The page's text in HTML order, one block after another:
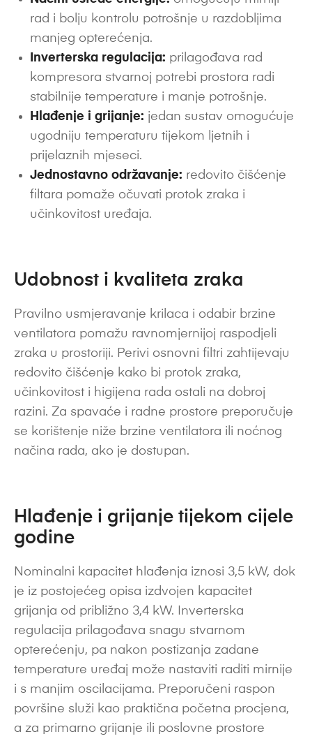
rad i bolju kontrolu potrošnje u razdobljima
manjeg opterećenja.
Inverterska regulacija: prilagođava rad
kompresora stvarnoj potrebi prostora radi
stabilnije temperature i manje potrošnje.
Hlađenje i grijanje: jedan sustav omogućuje
ugodniju temperaturu tijekom ljetnih i
prijelaznih mjeseci.
Jednostavno održavanje: redovito čišćenje
filtara pomaže očuvati protok zraka i
učinkovitost uređaja.
Udobnost i kvaliteta zraka
Pravilno usmjeravanje krilaca i odabir brzine
ventilatora pomažu ravnomjernijoj raspodjeli
zraka u prostoriji. Perivi osnovni filtri zahtijevaju
redovito čišćenje kako bi protok zraka,
učinkovitost i higijena rada ostali na dobroj
razini. Za spavaće i radne prostore preporučuje
se korištenje niže brzine ventilatora ili noćnog
načina rada, ako je dostupan.
Hlađenje i grijanje tijekom cijele
godine
Nominalni kapacitet hlađenja iznosi 3,5 kW, dok
je iz postojećeg opisa izdvojen kapacitet
grijanja od približno 3,4 kW. Inverterska
regulacija prilagođava snagu stvarnom
opterećenju, pa nakon postizanja zadane
temperature uređaj može nastaviti raditi mirnije
i s manjim oscilacijama. Preporučeni raspon
površine služi kao praktična početna procjena,
a za primarno grijanje ili poslovne prostore